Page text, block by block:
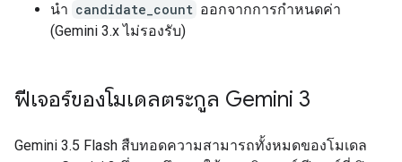
นำ candidate_count ออกจากการกำหนดค่า
(Gemini 3.x ไม่รองรับ)
ฟีเจอร์ของโมเดลตระกูล Gemini 3
Gemini 3.5 Flash สืบทอดความสามารถทั้งหมดของโมเดล